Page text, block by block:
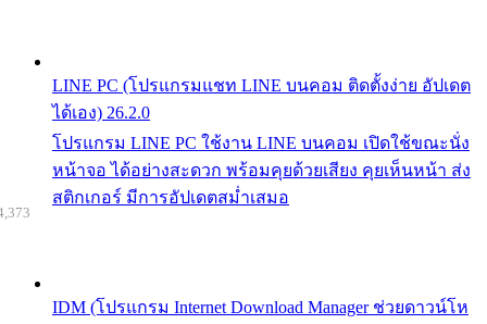
LINE PC (โปรแกรมแชท LINE บนคอม ติดตั้งง่าย อัปเดต
ได้เอง) 26.2.0
โปรแกรม LINE PC ใช้งาน LINE บนคอม เปิดใช้ขณะนั่ง
หน้าจอ ได้อย่างสะดวก พร้อมคุยด้วยเสียง คุยเห็นหน้า ส่ง
สติกเกอร์ มีการอัปเดตสม่ำเสมอ
IDM (โปรแกรม Internet Download Manager ช่วยดาวน์โห